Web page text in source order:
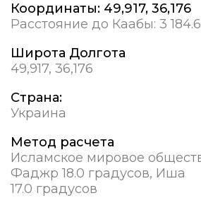
Координаты: 49,917, 36,176
Расстояние до Каабы: 3
Широта Долгота
49,917, 36,176
Страна:
Украина
Метод расчета
Исламское мировое
Фаджр 18.0 градусов, Иша
17.0 градусов